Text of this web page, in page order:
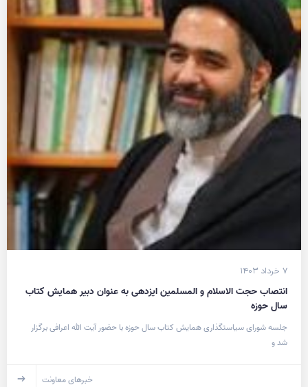
۷ خرداد ۱۴۰۳
انتصاب حجت الاسلام و المسلمین ایزدهی به عنوان دبیر همایش کتاب
سال حوزه
جلسه شورای سیاستگذاری همایش کتاب سال حوزه با حضور آیت الله اعرافی برگزار
شد و
خبرهای معاونت